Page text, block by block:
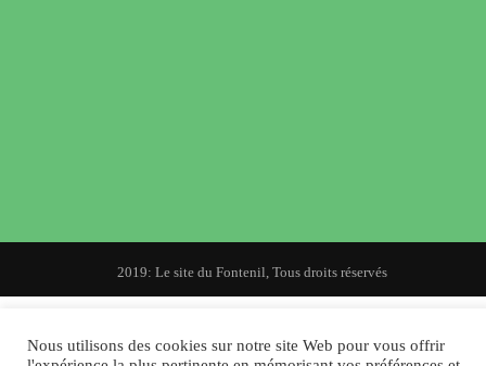
© 2019: Le site du Fontenil, Tous droits réservés
Nous utilisons des cookies sur notre site Web pour vous offrir